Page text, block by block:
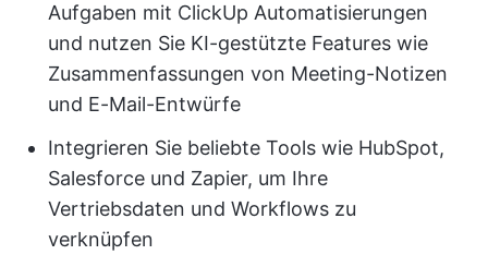
Aufgaben mit ClickUp Automatisierungen
und nutzen Sie KI-gestützte Features wie
Zusammenfassungen von Meeting-Notizen
und E-Mail-Entwürfe
Integrieren Sie beliebte Tools wie HubSpot,
Salesforce und Zapier, um Ihre
Vertriebsdaten und Workflows zu
verknüpfen